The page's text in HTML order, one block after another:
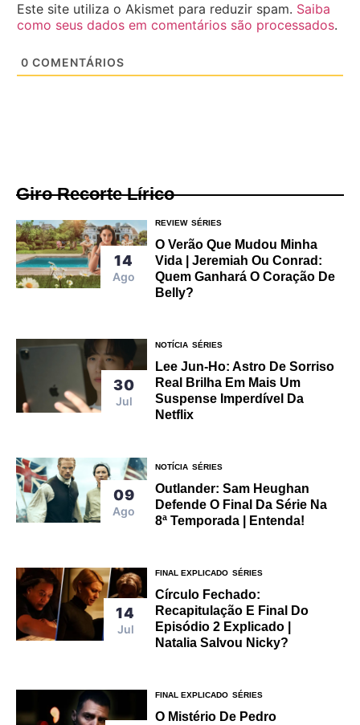
Este site utiliza o Akismet para reduzir spam. Saiba
como seus dados em comentários são processados.
0 COMENTÁRIOS
Giro Recorte Lírico
14
Ago
REVIEW SÉRIES
O Verão Que Mudou Minha
Vida | Jeremiah Ou Conrad:
Quem Ganhará O Coração De
Belly?
30
Jul
NOTÍCIA SÉRIES
Lee Jun-Ho: Astro De Sorriso
Real Brilha Em Mais Um
Suspense Imperdível Da
Netflix
09
Ago
NOTÍCIA SÉRIES
Outlander: Sam Heughan
Defende O Final Da Série Na
8ª Temporada | Entenda!
14
Jul
FINAL EXPLICADO SÉRIES
Círculo Fechado:
Recapitulação E Final Do
Episódio 2 Explicado |
Natalia Salvou Nicky?
FINAL EXPLICADO SÉRIES
O Mistério De Pedro